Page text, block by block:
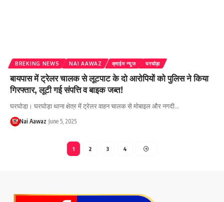
BREKING NEWS NAI AAWAZ क्राईम न्यूज घरघोड़ा
बायपास में ट्रेलर चालक से लूटपाट के दो आरोपियों को पुलिस ने किया
गिरफ्तार, लूटी गई संपत्ति व बाइक जब्त!
घरघोडा़। घरघोड़ा थाना क्षेत्र में ट्रेलर वाहन चालक से मोबाइल और नगदी…
Nai Aawaz June 5, 2025
1 2 3 4